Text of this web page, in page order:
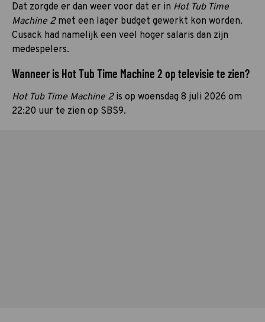
Dat zorgde er dan weer voor dat er in Hot Tub Time
Machine 2 met een lager budget gewerkt kon worden.
Cusack had namelijk een veel hoger salaris dan zijn
medespelers.
Wanneer is Hot Tub Time Machine 2 op televisie te zien?
Hot Tub Time Machine 2is op woensdag 8 juli 2026 om
22:20 uur te zien op SBS9.